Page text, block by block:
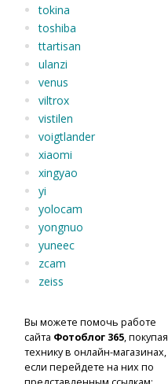
tokina
toshiba
ttartisan
ulanzi
venus
viltrox
vistilen
voigtlander
xiaomi
xingyao
yi
yolocam
yongnuo
yuneec
zcam
zeiss
Вы можете помочь работе
сайта Фотоблог 365, покупая
технику в онлайн-магазинах,
если перейдете на них по